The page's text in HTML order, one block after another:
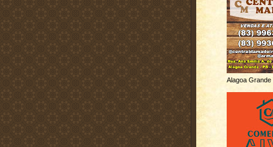
Alagoa Grande